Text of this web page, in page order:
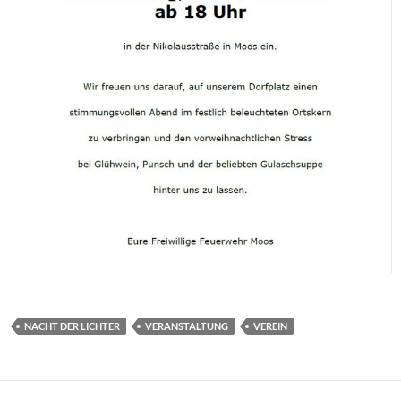
NACHT DER LICHTER VERANSTALTUNG VEREIN